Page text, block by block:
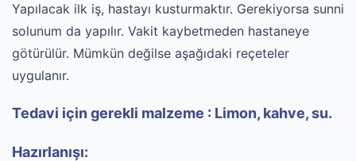
Yapılacak ilk iş, hastayı kusturmaktır. Gerekiyorsa sunni
solunum da yapılır. Vakit kaybetmeden hastaneye
götürülür. Mümkün değilse aşağıdaki reçeteler
uygulanır.
Tedavi için gerekli malzeme : Limon, kahve, su.
Hazırlanışı: